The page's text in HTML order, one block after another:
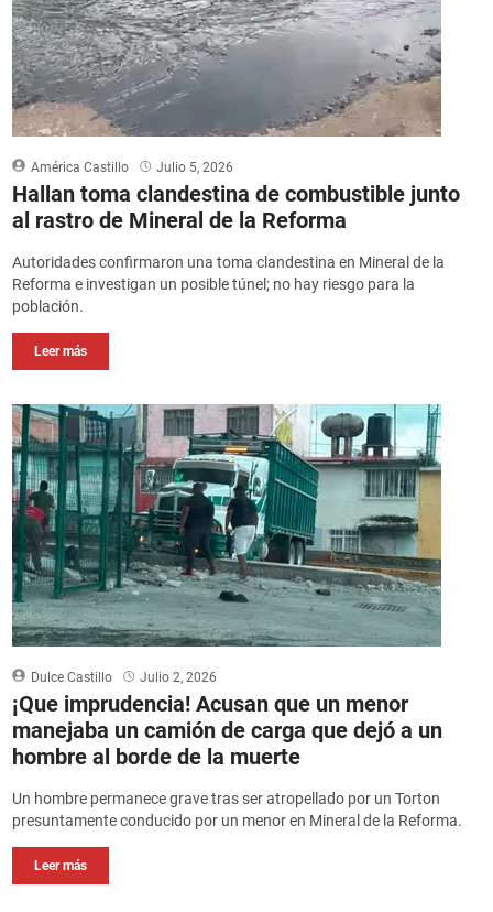
América Castillo Julio 5, 2026
Hallan toma clandestina de combustible junto
al rastro de Mineral de la Reforma
Autoridades confirmaron una toma clandestina en Mineral de la
Reforma e investigan un posible túnel; no hay riesgo para la
población.
Leer más
Dulce Castillo Julio 2, 2026
¡Que imprudencia! Acusan que un menor
manejaba un camión de carga que dejó a un
hombre al borde de la muerte
Un hombre permanece grave tras ser atropellado por un Torton
presuntamente conducido por un menor en Mineral de la Reforma.
Leer más